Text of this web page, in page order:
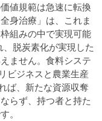
値規範は急速に転換
身治療」は、これま
組みの中で実現可能
脱炭素化が実現した
ません。食料システ
ビジネスと農業生産
ば、新たな資源収奪
らず、持つ者と持た
。